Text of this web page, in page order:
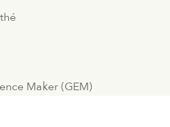
Maker (GEM)